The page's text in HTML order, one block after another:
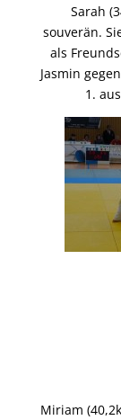
Sarah
souverän.
als
Jasmin
1.
Miriam